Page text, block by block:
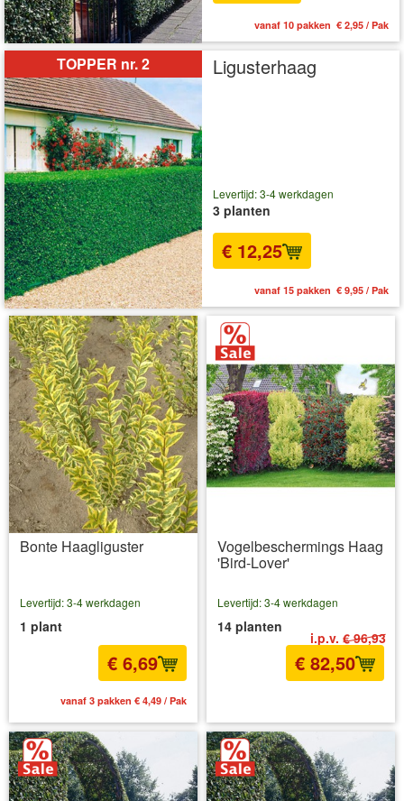
vanaf 10 pakken € 2,95 / Pak
TOPPER nr. 2 Ligusterhaag
Levertijd: 3-4 werkdagen
3 planten
€ 12,25
vanaf 15 pakken € 9,95 / Pak
Bonte Haagliguster
Levertijd: 3-4 werkdagen
1 plant
€ 6,69
vanaf 3 pakken € 4,49 / Pak
Vogelbeschermings Haag
'Bird-Lover'
i.p.v. € 96,93
Levertijd: 3-4 werkdagen
14 planten
€ 82,50